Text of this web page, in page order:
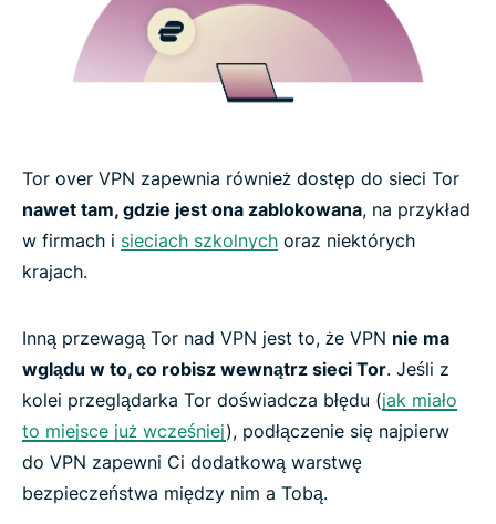
Tor vs. VPN: Understanding the differences
ExpressVPN features built for the Tor network
What people are saying about ExpressVPN
FAQs about using Tor with a VPN
Get the ultimate privacy duo risk-free
Tor over VPN zapewnia również dostęp do sieci Tor
nawet tam, gdzie jest ona zablokowana, na przykład
w firmach i sieciach szkolnych oraz niektórych
krajach.
Inną przewagą Tor nad VPN jest to, że VPN nie ma
wglądu w to, co robisz wewnątrz sieci Tor. Jeśli z
kolei przeglądarka Tor doświadcza błędu (jak miało
to miejsce już wcześniej), podłączenie się najpierw
do VPN zapewni Ci dodatkową warstwę
bezpieczeństwa między nim a Tobą.